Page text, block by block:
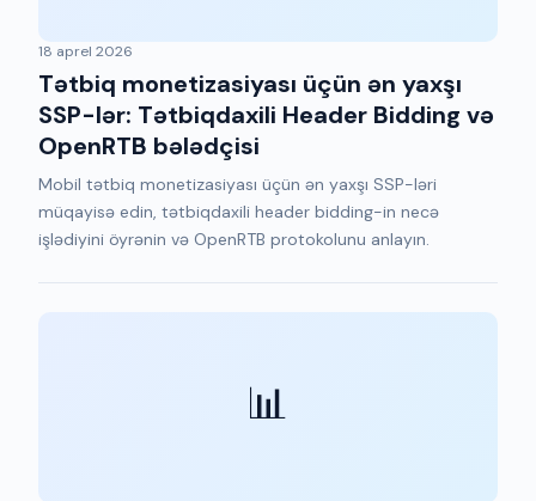
18 aprel 2026
Tətbiq monetizasiyası üçün ən yaxşı
SSP-lər: Tətbiqdaxili Header Bidding və
OpenRTB bələdçisi
Mobil tətbiq monetizasiyası üçün ən yaxşı SSP-ləri
müqayisə edin, tətbiqdaxili header bidding-in necə
işlədiyini öyrənin və OpenRTB protokolunu anlayın.
📊